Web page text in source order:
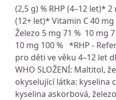
(2,5 g) % RHP (4–12 let)*
(12+ let)* Vitamin C 40
Železo 5 mg 71 % 10 mg
10 mg 100 % *RHP -
pro děti ve věku 4–12 let
WHO SLOŽENÍ: Maltitol,
okyselující látka: kyselina
kyselina askorbová,